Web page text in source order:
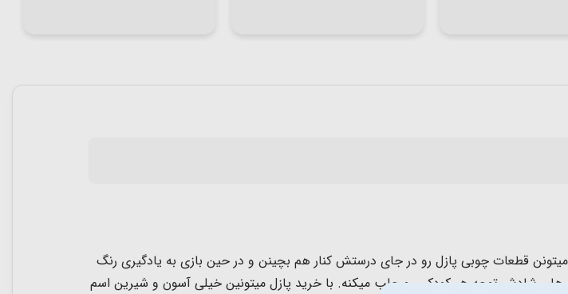
قطعات چوبی پازل رو در جای درستش کنار هم بچینن و در حین بازی به یادگیری رنگ
شادش توجه هر کودکی رو جلب میکنه. با خرید پازل میتونین خیلی آسون و شیرین اسم